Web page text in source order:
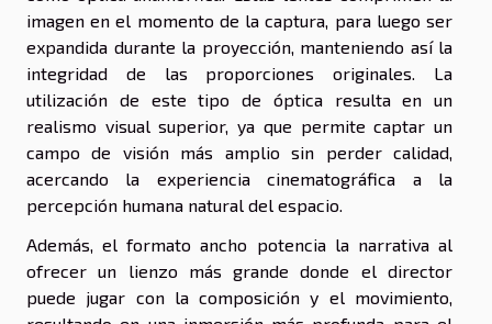
imagen en el momento de la captura, para luego ser
expandida durante la proyección, manteniendo así la
integridad de las proporciones originales. La
utilización de este tipo de óptica resulta en un
realismo visual superior, ya que permite captar un
campo de visión más amplio sin perder calidad,
acercando la experiencia cinematográfica a la
percepción humana natural del espacio.
Además, el formato ancho potencia la narrativa al
ofrecer un lienzo más grande donde el director
puede jugar con la composición y el movimiento,